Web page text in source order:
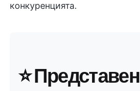
конкуренцията.
⭐ Представен